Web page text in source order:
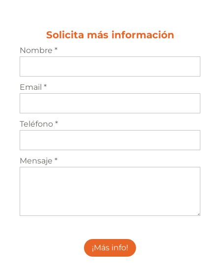
Solicita más información
Nombre *
Email *
Teléfono *
Mensaje *
¡Más info!